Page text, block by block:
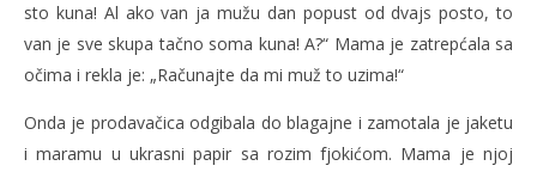
sto kuna! Al ako van ja mužu dan popust od dvajs posto, to
van je sve skupa tačno soma kuna! A?“ Mama je zatrepćala sa
očima i rekla je: „Računajte da mi muž to uzima!“
Onda je prodavačica odgibala do blagajne i zamotala je jaketu
i maramu u ukrasni papir sa rozim fjokićom. Mama je njoj